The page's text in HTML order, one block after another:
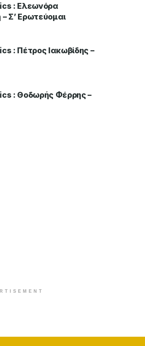
: Ελεωνόρα
Σ’ Ερωτεύομαι
: Πέτρος Ιακωβίδης –
: Θοδωρής Φέρρης –